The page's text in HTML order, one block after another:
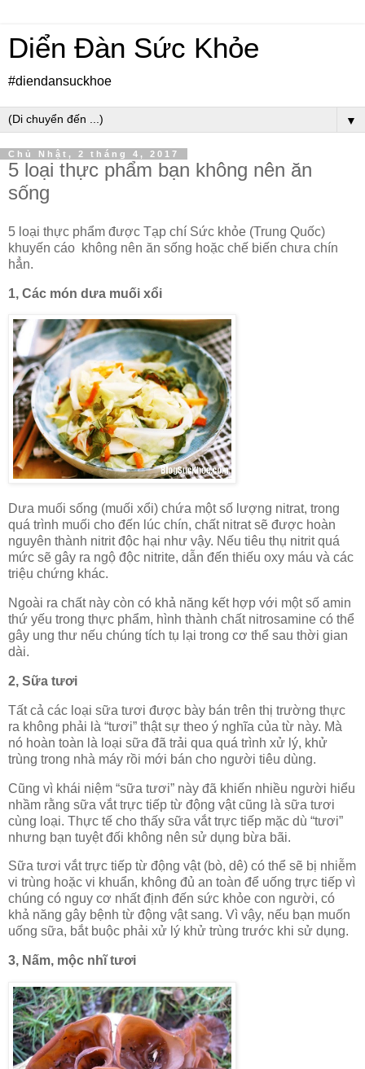
Diển Đàn Sức Khỏe
#diendansuckhoe
▼
Chủ Nhật, 2 tháng 4, 2017
5 loại thực phẩm bạn không nên ăn
sống
5 loại thực phẩm được Tạp chí Sức khỏe (Trung Quốc)
khuyến cáo không nên ăn sống hoặc chế biến chưa chín
hẳn.
1, Các món dưa muối xổi
Dưa muối sống (muối xổi) chứa một số lượng nitrat, trong
quá trình muối cho đến lúc chín, chất nitrat sẽ được hoàn
nguyên thành nitrit độc hại như vậy. Nếu tiêu thụ nitrit quá
mức sẽ gây ra ngộ độc nitrite, dẫn đến thiếu oxy máu và các
triệu chứng khác.
Ngoài ra chất này còn có khả năng kết hợp với một số amin
thứ yếu trong thực phẩm, hình thành chất nitrosamine có thể
gây ung thư nếu chúng tích tụ lại trong cơ thể sau thời gian
dài.
2, Sữa tươi
Tất cả các loại sữa tươi được bày bán trên thị trường thực
ra không phải là “tươi” thật sự theo ý nghĩa của từ này. Mà
nó hoàn toàn là loại sữa đã trải qua quá trình xử lý, khử
trùng trong nhà máy rồi mới bán cho người tiêu dùng.
Cũng vì khái niệm “sữa tươi” này đã khiến nhiều người hiểu
nhầm rằng sữa vắt trực tiếp từ động vật cũng là sữa tươi
cùng loại. Thực tế cho thấy sữa vắt trực tiếp mặc dù “tươi”
nhưng bạn tuyệt đối không nên sử dụng bừa bãi.
Sữa tươi vắt trực tiếp từ động vật (bò, dê) có thể sẽ bị nhiễm
vi trùng hoặc vi khuẩn, không đủ an toàn để uống trực tiếp vì
chúng có nguy cơ nhất định đến sức khỏe con người, có
khả năng gây bệnh từ động vật sang. Vì vậy, nếu bạn muốn
uống sữa, bắt buộc phải xử lý khử trùng trước khi sử dụng.
3, Nấm, mộc nhĩ tươi